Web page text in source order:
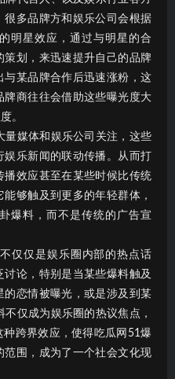
多品牌方和娱乐公司会根据
明星效应，通过与明星的合
划，来迅速提升自己的品牌
某品牌合作后迅速涨粉，这
商往往会借助这些曝光度大
。
量媒体和娱乐公司关注，这些
乐新闻的联动传播。从而打
效应甚至在某些时候比传统
够触及到更多的年轻群体，
爆料，而不是传统的广告宣
仅仅是娱乐圈内部的热点话
论，特别是当某些爆料触及
恋情被曝光，或是涉及到某
仅成为娱乐圈的热议焦点，
跨界效应，使得吃瓜网51爆
围，成为了一个社会文化现